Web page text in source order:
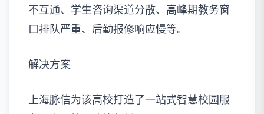
不互通、学生咨询渠道分散、高峰期教务窗
口排队严重、后勤报修响应慢等。
解决方案
上海脉信为该高校打造了一站式智慧校园服